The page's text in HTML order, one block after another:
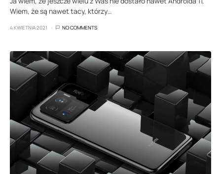
Wiem, że są nawet tacy, którzy…
4 KWIETNIA 2021 NO COMMENTS